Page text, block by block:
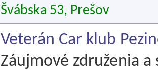
Švábska 53, Prešov
Veterán Car klub
Záujmové združenia a